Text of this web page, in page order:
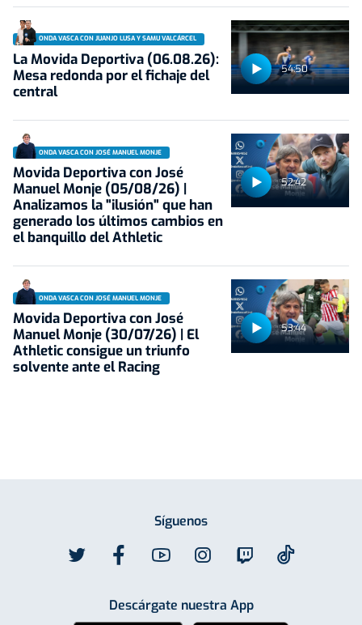
54:50
ONDA VASCA CON JUANJO LUSA Y SAMU VALCÁRCEL
La Movida Deportiva (06.08.26):
Mesa redonda por el fichaje del
central
52:42
ONDA VASCA CON JOSÉ MANUEL MONJE
Movida Deportiva con José
Manuel Monje (05/08/26) |
Analizamos la "ilusión" que han
generado los últimos cambios en
el banquillo del Athletic
53:44
ONDA VASCA CON JOSÉ MANUEL MONJE
Movida Deportiva con José
Manuel Monje (30/07/26) | El
Athletic consigue un triunfo
solvente ante el Racing
Síguenos
Descárgate nuestra App